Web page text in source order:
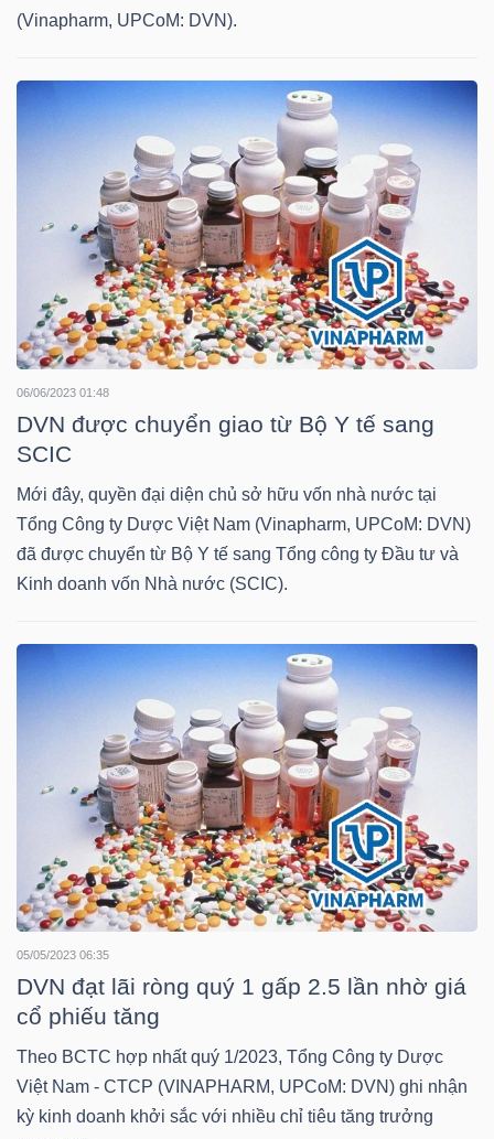
(Vinapharm, UPCoM: DVN).
06/06/2023 01:48
DVN được chuyển giao từ Bộ Y tế sang
SCIC
Mới đây, quyền đại diện chủ sở hữu vốn nhà nước tại
Tổng Công ty Dược Việt Nam (Vinapharm, UPCoM: DVN)
đã được chuyển từ Bộ Y tế sang Tổng công ty Đầu tư và
Kinh doanh vốn Nhà nước (SCIC).
05/05/2023 06:35
DVN đạt lãi ròng quý 1 gấp 2.5 lần nhờ giá
cổ phiếu tăng
Theo BCTC hợp nhất quý 1/2023, Tổng Công ty Dược
Việt Nam - CTCP (VINAPHARM, UPCoM: DVN) ghi nhận
kỳ kinh doanh khởi sắc với nhiều chỉ tiêu tăng trưởng
YẾU
CHĂM
SÓC
SỨC
KHỎE
NGHỆ
THÔNG
TIN
DỊCH
VỤ
TRUYỀN
THÔNG